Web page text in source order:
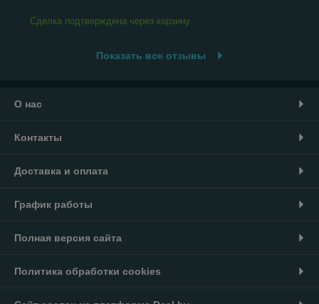
Сделка подтверждена через корзину
Показать все отзывы
О нас
Контакты
Доставка и оплата
График работы
Полная версия сайта
Политика обработки cookies